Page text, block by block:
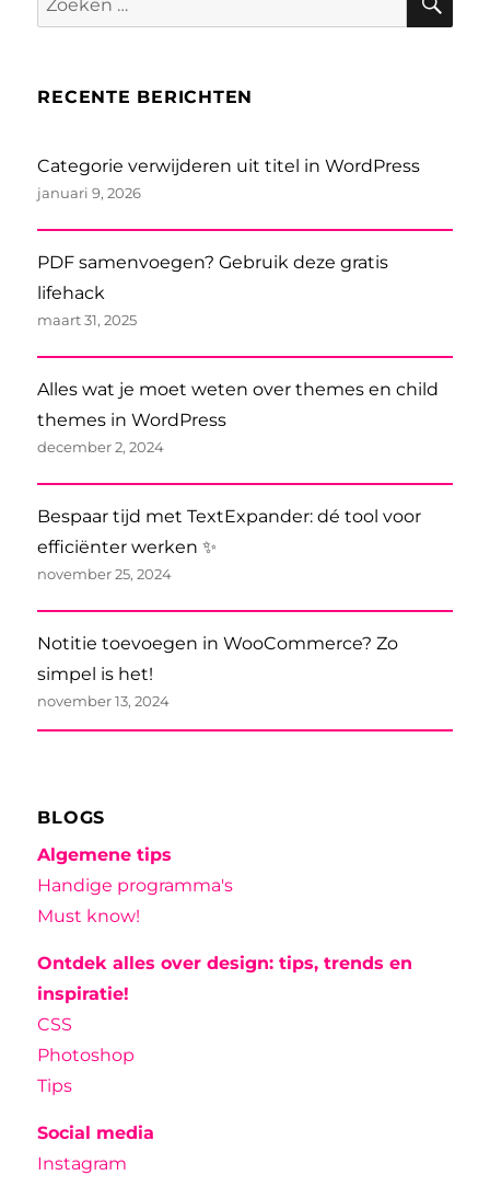
naar:
RECENTE BERICHTEN
Categorie verwijderen uit titel in WordPress
januari 9, 2026
PDF samenvoegen? Gebruik deze gratis
lifehack
maart 31, 2025
Alles wat je moet weten over themes en child
themes in WordPress
december 2, 2024
Bespaar tijd met TextExpander: dé tool voor
efficiënter werken ✨
november 25, 2024
Notitie toevoegen in WooCommerce? Zo
simpel is het!
november 13, 2024
BLOGS
Algemene tips
Handige programma's
Must know!
Ontdek alles over design: tips, trends en
inspiratie!
CSS
Photoshop
Tips
Social media
Instagram